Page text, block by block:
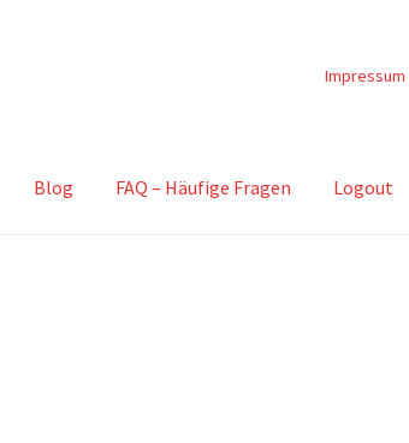
Impressum
Blog FAQ – Häufige Fragen Logout